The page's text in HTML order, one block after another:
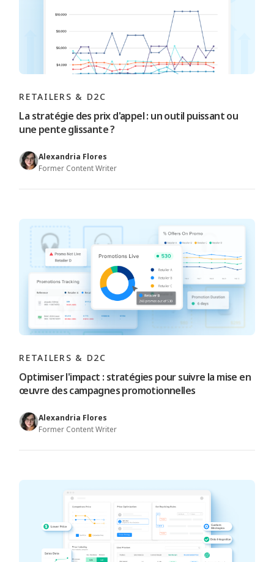
RETAILERS & D2C
La stratégie des prix d'appel : un outil puissant ou
une pente glissante ?
Alexandria Flores
Former Content Writer
RETAILERS & D2C
Optimiser l'impact : stratégies pour suivre la mise en
œuvre des campagnes promotionnelles
Alexandria Flores
Former Content Writer